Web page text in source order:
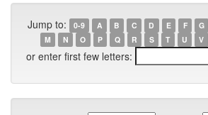
Jump to: 0-9 A B C D E F G
M
N O P Q R S T U V
or enter first few letters: